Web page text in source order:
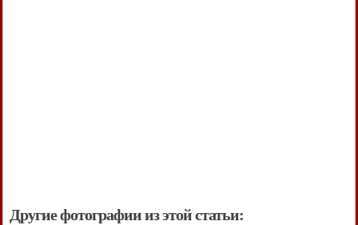
Другие фотографии из этой статьи: